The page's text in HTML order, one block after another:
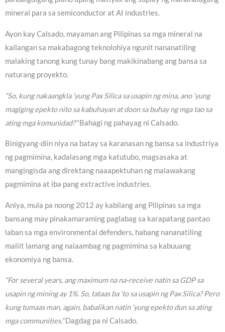
mineral para sa semiconductor at AI industries.
Ayon kay Calsado, mayaman ang Pilipinas sa mga mineral na
kailangan sa makabagong teknolohiya ngunit nananatiling
malaking tanong kung tunay bang makikinabang ang bansa sa
naturang proyekto.
“So, kung nakaangkla ‘yung Pax Silica sa usapin ng mina, ano ‘yung
magiging epekto nito sa kabuhayan at doon sa buhay ng mga tao sa
ating mga komunidad?”Bahagi ng pahayag ni Calsado.
Binigyang-diin niya na batay sa karanasan ng bansa sa industriya
ng pagmimina, kadalasang mga katutubo, magsasaka at
mangingisda ang direktang naaapektuhan ng malawakang
pagmimina at iba pang extractive industries.
Aniya, mula pa noong 2012 ay kabilang ang Pilipinas sa mga
bansang may pinakamaraming paglabag sa karapatang pantao
laban sa mga environmental defenders, habang nananatiling
maliit lamang ang naiaambag ng pagmimina sa kabuuang
ekonomiya ng bansa.
“For several years, ang maximum na na-receive natin sa GDP sa
usapin ng mining ay 1%. So, tataas ba ‘to sa usapin ng Pax Silica? Pero
kung tumaas man, again, babalikan natin ‘yung epekto dun sa ating
mga communities.”Dagdag pa ni Calsado.